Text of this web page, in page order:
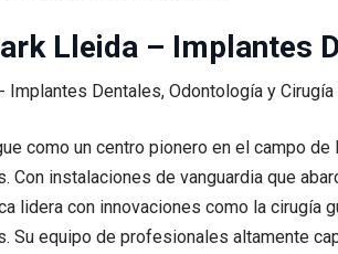
Lleida – Implantes
como un centro pionero en el campo
Con instalaciones de vanguardia que
lidera con innovaciones como la
Su equipo de profesionales altamente